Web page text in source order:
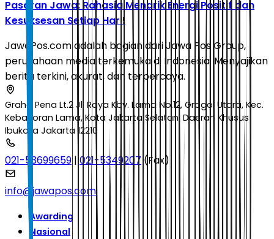
Pasaran Jawa: Rahasia Menarik Energi Positif dan
Kesuksesan Setiap Hari!
JawaPos.com adalah bagian dari Jawa Pos Group,
perusahaan media terkemuka di Indonesia. Menyajikan
berita terkini, akurat, dan terpercaya.
Graha Pena Lt.2 Jl. Raya Kby. Lama No.12, Grogol Utara, Kec.
Kebayoran Lama, Kota Jakarta Selatan, Daerah Khusus
Ibukota Jakarta 12210
021-53699659 | 021-5349207 (Fax)
info@jawapos.com
Awarding
Nasional